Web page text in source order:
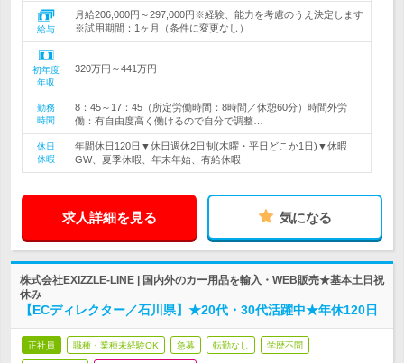
給与
月給206,000円～297,000円※経験、能力を考慮のうえ決定します
※試用期間：1ヶ月（条件に変更なし）
初年度
年収
320万円～441万円
勤務
時間
8：45～17：45（所定労働時間：8時間／休憩60分）時間外労
働：有自由度高く働けるので自分で調整…
休日
休暇
年間休日120日▼休日週休2日制(木曜・平日どこか1日)▼休暇
GW、夏季休暇、年末年始、有給休暇
求人詳細を見る 気になる
株式会社EXIZZLE-LINE | 国内外のカー用品を輸入・WEB販売★基本土日祝
休み
【ECディレクター／石川県】★20代・30代活躍中★年休120日
正社員 職種・業種未経験OK 急募 転勤なし 学歴不問